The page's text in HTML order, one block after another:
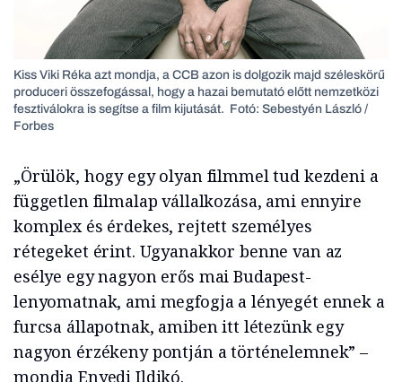
Kiss Viki Réka azt mondja, a CCB azon is dolgozik majd széleskörű
produceri összefogással, hogy a hazai bemutató előtt nemzetközi
fesztiválokra is segítse a film kijutását. Fotó: Sebestyén László /
Forbes
„Örülök, hogy egy olyan filmmel tud kezdeni a
független filmalap vállalkozása, ami ennyire
komplex és érdekes, rejtett személyes
rétegeket érint. Ugyanakkor benne van az
esélye egy nagyon erős mai Budapest-
lenyomatnak, ami megfogja a lényegét ennek a
furcsa állapotnak, amiben itt létezünk egy
nagyon érzékeny pontján a történelemnek” –
mondja Enyedi Ildikó.